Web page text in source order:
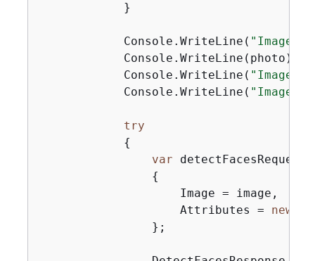
            }
            Console.WriteLine(
"Image
            Console.WriteLine(photo);
            Console.WriteLine(
"Image
            Console.WriteLine(
"Image
try
{
var
{
                    Image = image,
                    Attributes =
new
                };